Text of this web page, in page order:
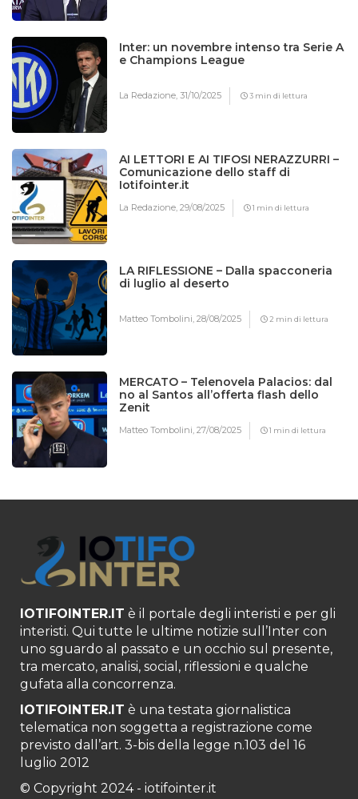
Inter: un novembre intenso tra Serie A
e Champions League
La Redazione,31/10/2025 3 min di lettura
AI LETTORI E AI TIFOSI NERAZZURRI –
Comunicazione dello staff di
Iotifointer.it
La Redazione,29/08/2025 1 min di lettura
LA RIFLESSIONE – Dalla spacconeria
di luglio al deserto
Matteo Tombolini,28/08/2025 2 min di lettura
MERCATO – Telenovela Palacios: dal
no al Santos all’offerta flash dello
Zenit
Matteo Tombolini,27/08/2025 1 min di lettura
IOTIFOINTER.IT è il portale degli interisti e per gli
interisti. Qui tutte le ultime notizie sull’Inter con
uno sguardo al passato e un occhio sul presente,
tra mercato, analisi, social, riflessioni e qualche
gufata alla concorrenza.
IOTIFOINTER.IT è una testata giornalistica
telematica non soggetta a registrazione come
previsto dall’art. 3-bis della legge n.103 del 16
luglio 2012
© Copyright 2024 - iotifointer.it